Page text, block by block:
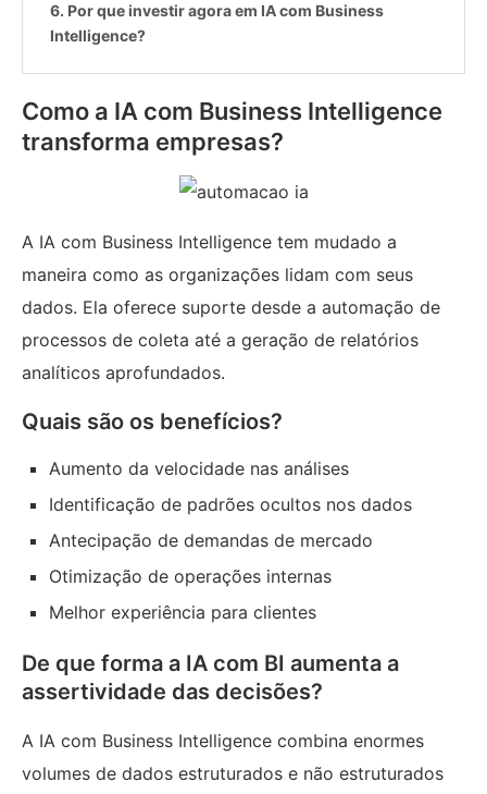
Por que investir agora em IA com Business
Intelligence?
Como a IA com Business Intelligence
transforma empresas?
A IA com Business Intelligence tem mudado a
maneira como as organizações lidam com seus
dados. Ela oferece suporte desde a automação de
processos de coleta até a geração de relatórios
analíticos aprofundados.
Quais são os benefícios?
Aumento da velocidade nas análises
Identificação de padrões ocultos nos dados
Antecipação de demandas de mercado
Otimização de operações internas
Melhor experiência para clientes
De que forma a IA com BI aumenta a
assertividade das decisões?
A IA com Business Intelligence combina enormes
volumes de dados estruturados e não estruturados